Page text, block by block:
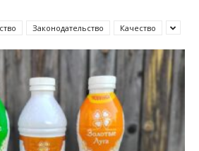
Законодательство Качество